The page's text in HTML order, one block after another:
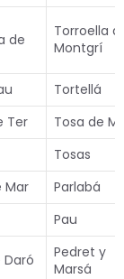
de
Torroella
Montgrí
Tortellá
Ter
Tosa de
Tosas
Mar
Parlabá
Pau
Daró
Pedret y
Marsá